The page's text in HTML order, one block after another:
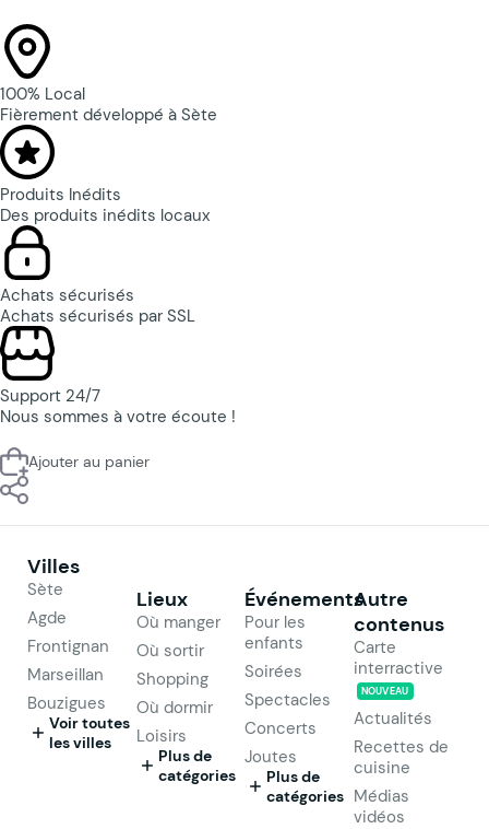
100% Local
Fièrement développé à Sète
Produits Inédits
Des produits inédits locaux
Achats sécurisés
Achats sécurisés par SSL
Support 24/7
Nous sommes à votre écoute !
Ajouter au panier
Villes
Sète
Agde
Frontignan
Marseillan
Bouzigues
Voir toutes
les villes
Lieux
Où manger
Où sortir
Shopping
Où dormir
Loisirs
Plus de
catégories
Événements
Pour les
enfants
Soirées
Spectacles
Concerts
Joutes
Plus de
catégories
Autre
contenus
Carte
interractive
NOUVEAU
Actualités
Recettes de
cuisine
Médias
vidéos